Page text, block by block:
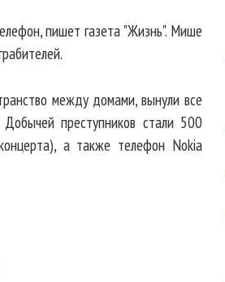
пишет газета "Жизнь". Мише
между домами, вынули все
преступников стали 500
а также телефон Nokia